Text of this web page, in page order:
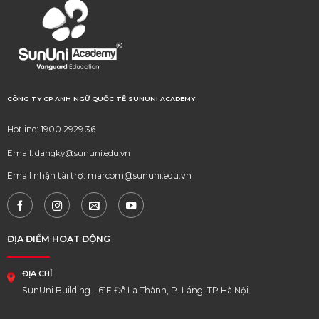
CÔNG TY CP ANH NGỮ QUỐC TẾ SUNUNI ACADEMY
Hotline: 1900 2929 36
Email: dangky@sununi.edu.vn
Email nhận tài trợ: marcom@sununi.edu.vn
ĐỊA ĐIỂM HOẠT ĐỘNG
ĐỊA CHỈ
SunUni Building - 61E Đê La Thành, P. Láng, TP Hà Nội